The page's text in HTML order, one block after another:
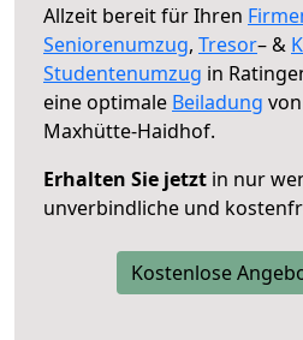
Allzeit bereit für Ihren
Seniorenumzug, Tresor– &
Studentenumzug in
eine optimale Beiladung
Maxhütte-Haidhof.
Erhalten Sie jetzt in nur
unverbindliche und
Kostenlose